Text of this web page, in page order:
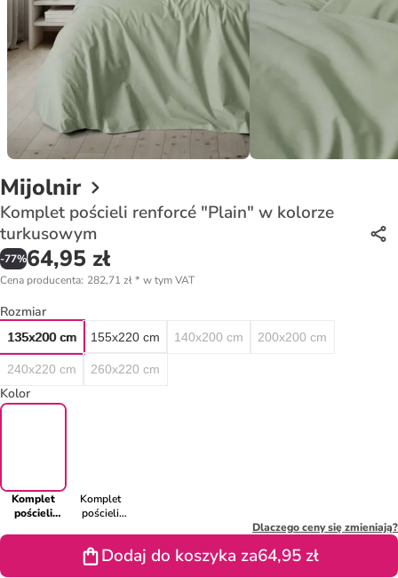
Mijolnir
Komplet pościeli renforcé "Plain" w kolorze
turkusowym
-77%64,95 zł
Cena producenta: 282,71 zł* w tym VAT
Rozmiar
135x200 cm 155x220 cm 140x200 cm 200x200 cm
240x220 cm 260x220 cm
Kolor
Komplet
pościeli
Komplet
pościeli
kolorze
jasnoróżowym
Dlaczego ceny się zmieniają?
Dodaj do koszyka za64,95 zł